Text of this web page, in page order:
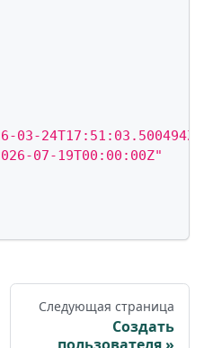
03-24T17:51:03.500494Z"
07-19T00:00:00Z"
Следующая страница
Создать